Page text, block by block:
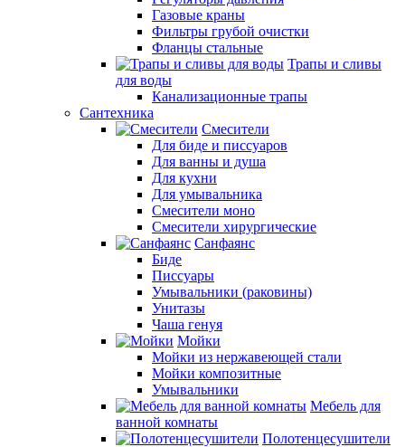
Газовые краны
Фильтры грубой очистки
Фланцы стальные
Трапы и сливы
для воды
Канализационные трапы
Сантехника
Смесители
Для биде и писсуаров
Для ванны и душа
Для кухни
Для умывальника
Смесители моно
Смесители хирургические
Санфаянс
Биде
Писсуары
Умывальники (раковины)
Унитазы
Чаша генуя
Мойки
Мойки из нержавеющей стали
Мойки композитные
Умывальники
Мебель для
ванной комнаты
Полотенцесушители